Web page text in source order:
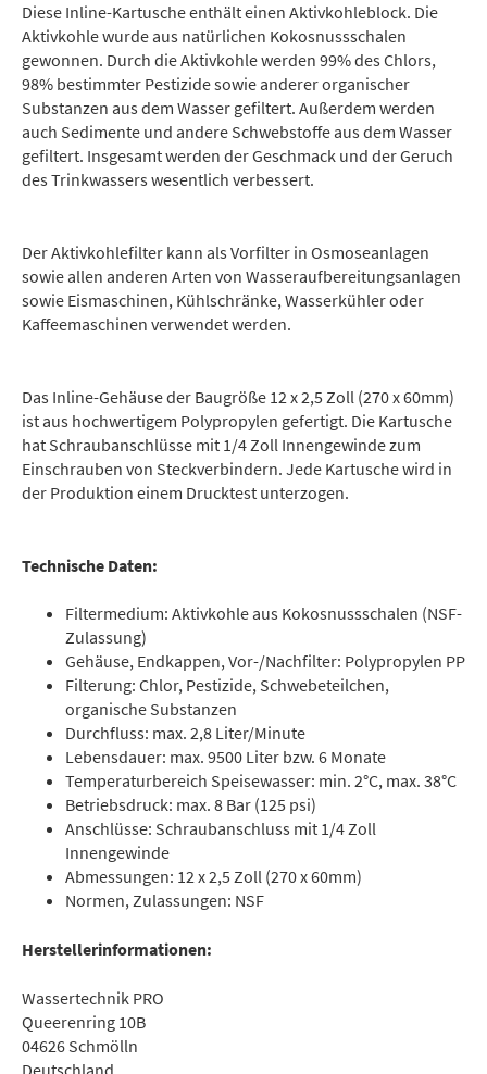
Diese Inline-Kartusche enthält einen Aktivkohleblock. Die
Aktivkohle wurde aus natürlichen Kokosnussschalen
gewonnen. Durch die Aktivkohle werden 99% des Chlors,
98% bestimmter Pestizide sowie anderer organischer
Substanzen aus dem Wasser gefiltert. Außerdem werden
auch Sedimente und andere Schwebstoffe aus dem Wasser
gefiltert. Insgesamt werden der Geschmack und der Geruch
des Trinkwassers wesentlich verbessert.
Der Aktivkohlefilter kann als Vorfilter in Osmoseanlagen
sowie allen anderen Arten von Wasseraufbereitungsanlagen
sowie Eismaschinen, Kühlschränke, Wasserkühler oder
Kaffeemaschinen verwendet werden.
Das Inline-Gehäuse der Baugröße 12 x 2,5 Zoll (270 x 60mm)
ist aus hochwertigem Polypropylen gefertigt. Die Kartusche
hat Schraubanschlüsse mit 1/4 Zoll Innengewinde zum
Einschrauben von Steckverbindern. Jede Kartusche wird in
der Produktion einem Drucktest unterzogen.
Technische Daten:
Filtermedium: Aktivkohle aus Kokosnussschalen (NSF-
Zulassung)
Gehäuse, Endkappen, Vor-/Nachfilter: Polypropylen PP
Filterung: Chlor, Pestizide, Schwebeteilchen,
organische Substanzen
Durchfluss: max. 2,8 Liter/Minute
Lebensdauer: max. 9500 Liter bzw. 6 Monate
Temperaturbereich Speisewasser: min. 2°C, max. 38°C
Betriebsdruck: max. 8 Bar (125 psi)
Anschlüsse: Schraubanschluss mit 1/4 Zoll
Innengewinde
Abmessungen: 12 x 2,5 Zoll (270 x 60mm)
Normen, Zulassungen: NSF
Herstellerinformationen:
Wassertechnik PRO
Queerenring 10B
04626 Schmölln